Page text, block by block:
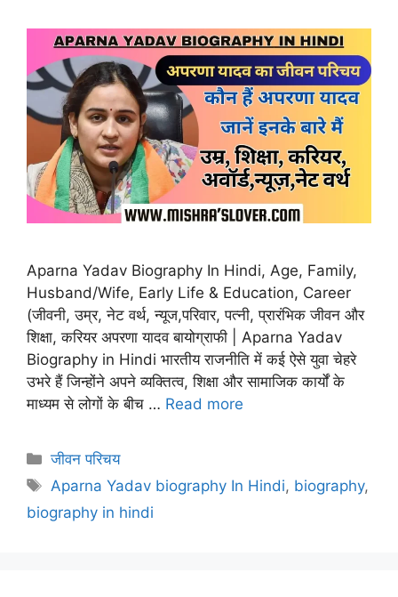
Aparna Yadav Biography In Hindi, Age, Family,
Husband/Wife, Early Life & Education, Career
(जीवनी, उम्र, नेट वर्थ, न्यूज,परिवार, पत्नी, प्रारंभिक जीवन और
शिक्षा, करियर अपरणा यादव बायोग्राफी | Aparna Yadav
Biography in Hindi भारतीय राजनीति में कई ऐसे युवा चेहरे
उभरे हैं जिन्होंने अपने व्यक्तित्व, शिक्षा और सामाजिक कार्यों के
माध्यम से लोगों के बीच … Read more
Categories
जीवन परिचय
Tags
Aparna Yadav biography In Hindi, biography,
biography in hindi